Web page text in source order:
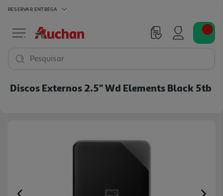
RESERVAR ENTREGA
Pesquisar
Discos Externos 2.5" Wd Elements Black 5tb